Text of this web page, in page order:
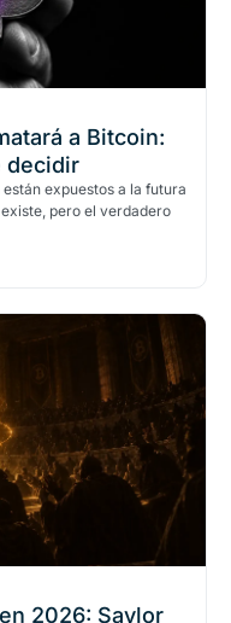
a Bitcoin:
decidir
expuestos a la futura
pero el verdadero
2026: Saylor